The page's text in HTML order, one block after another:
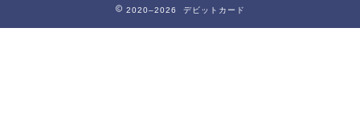
2020–2026 デビットカード